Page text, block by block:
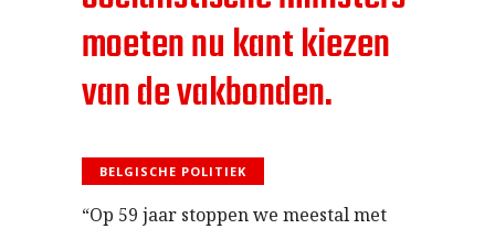
moeten nu kant kiezen
van de vakbonden.
BELGISCHE POLITIEK
“Op 59 jaar stoppen we meestal met